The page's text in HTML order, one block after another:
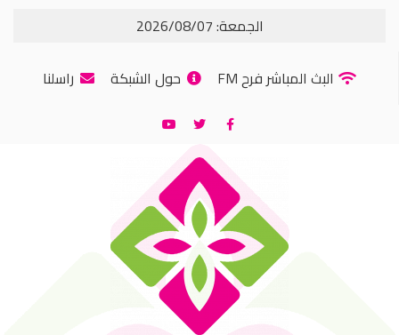
الجمعة: 2026/08/07
البث المباشر فرح FM
حول الشبكة راسلنا